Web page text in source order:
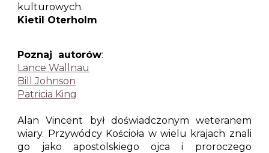
kulturowych.
Kietil Oterholm
Poznaj autorów:
Lance Wallnau
Bill Johnson
Patricia King
Alan Vincent był doświadczonym weteranem
wiary. Przywódcy Kościoła w wielu krajach znali
go jako apostolskiego ojca i proroczego